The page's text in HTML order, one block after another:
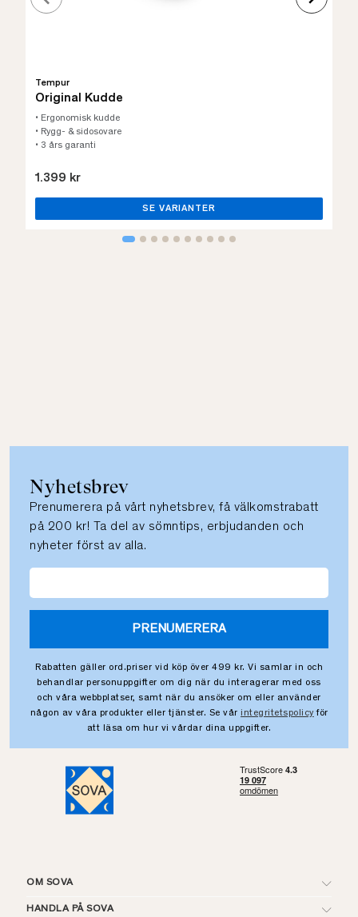
Tempur
Original Kudde
• Ergonomisk kudde
• Rygg- & sidosovare
• 3 års garanti
1.399 kr
SE VARIANTER
Nyhetsbrev
Prenumerera på vårt nyhetsbrev, få välkomstrabatt
på 200 kr! Ta del av sömntips, erbjudanden och
nyheter först av alla.
PRENUMERERA
Rabatten gäller ord.priser vid köp över 499 kr. Vi samlar in och
behandlar personuppgifter om dig när du interagerar med oss
och våra webbplatser, samt när du ansöker om eller använder
någon av våra produkter eller tjänster. Se vår integritetspolicy för
att läsa om hur vi vårdar dina uppgifter.
OM SOVA
HANDLA PÅ SOVA